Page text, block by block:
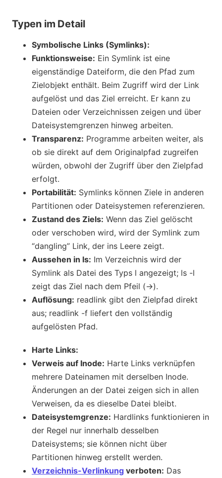
Typen im Detail
Symbolische Links (Symlinks):
Funktionsweise: Ein Symlink ist eine
eigenständige Dateiform, die den Pfad zum
Zielobjekt enthält. Beim Zugriff wird der Link
aufgelöst und das Ziel erreicht. Er kann zu
Dateien oder Verzeichnissen zeigen und über
Dateisystemgrenzen hinweg arbeiten.
Transparenz: Programme arbeiten weiter, als
ob sie direkt auf dem Originalpfad zugreifen
würden, obwohl der Zugriff über den Zielpfad
erfolgt.
Portabilität: Symlinks können Ziele in anderen
Partitionen oder Dateisystemen referenzieren.
Zustand des Ziels: Wenn das Ziel gelöscht
oder verschoben wird, wird der Symlink zum
“dangling” Link, der ins Leere zeigt.
Aussehen in ls: Im Verzeichnis wird der
Symlink als Datei des Typs l angezeigt; ls -l
zeigt das Ziel nach dem Pfeil (->).
Auflösung: readlink gibt den Zielpfad direkt
aus; readlink -f liefert den vollständig
aufgelösten Pfad.
Harte Links:
Verweis auf Inode: Harte Links verknüpfen
mehrere Dateinamen mit derselben Inode.
Änderungen an der Datei zeigen sich in allen
Verweisen, da es dieselbe Datei bleibt.
Dateisystemgrenze: Hardlinks funktionieren in
der Regel nur innerhalb desselben
Dateisystems; sie können nicht über
Partitionen hinweg erstellt werden.
Verzeichnis-Verlinkung verboten: Das